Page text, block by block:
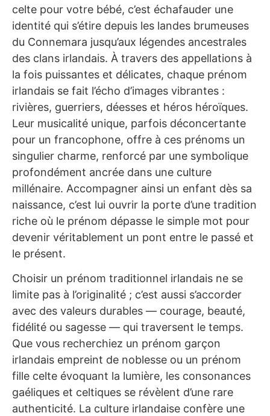
celte pour votre bébé, c’est échafauder une
identité qui s’étire depuis les landes brumeuses
du Connemara jusqu’aux légendes ancestrales
des clans irlandais. À travers des appellations à
la fois puissantes et délicates, chaque prénom
irlandais se fait l’écho d’images vibrantes :
rivières, guerriers, déesses et héros héroïques.
Leur musicalité unique, parfois déconcertante
pour un francophone, offre à ces prénoms un
singulier charme, renforcé par une symbolique
profondément ancrée dans une culture
millénaire. Accompagner ainsi un enfant dès sa
naissance, c’est lui ouvrir la porte d’une tradition
riche où le prénom dépasse le simple mot pour
devenir véritablement un pont entre le passé et
le présent.
Choisir un prénom traditionnel irlandais ne se
limite pas à l’originalité ; c’est aussi s’accorder
avec des valeurs durables — courage, beauté,
fidélité ou sagesse — qui traversent le temps.
Que vous recherchiez un prénom garçon
irlandais empreint de noblesse ou un prénom
fille celte évoquant la lumière, les consonances
gaéliques et celtiques se révèlent d’une rare
authenticité. La culture irlandaise confère une